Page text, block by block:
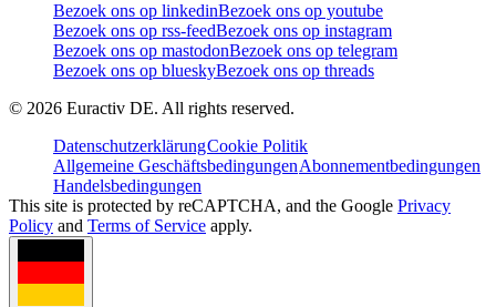
Bezoek ons op linkedinBezoek ons op youtube
Bezoek ons op rss-feedBezoek ons op instagram
Bezoek ons op mastodonBezoek ons op telegram
Bezoek ons op blueskyBezoek ons op threads
© 2026 Euractiv DE. All rights reserved.
DatenschutzerklärungCookie Politik
Allgemeine GeschäftsbedingungenAbonnementbedingungen
Handelsbedingungen
This site is protected by reCAPTCHA, and the Google Privacy
Policy and Terms of Service apply.